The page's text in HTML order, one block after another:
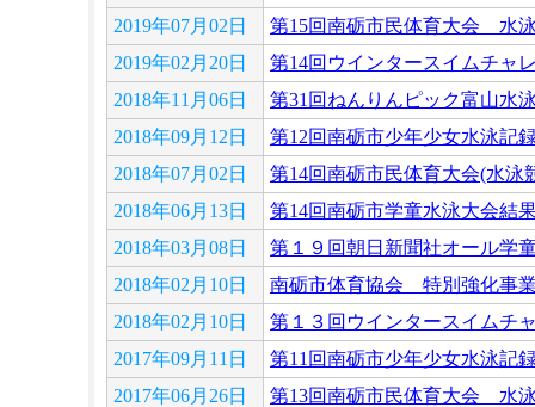
2019年07月02日
第15回南砺市民体育大会 水
2019年02月20日
第14回ウインタースイムチャ
2018年11月06日
第31回ねんりんピック富山水
2018年09月12日
第12回南砺市少年少女水泳記
2018年07月02日
第14回南砺市民体育大会(水泳
2018年06月13日
第14回南砺市学童水泳大会結
2018年03月08日
第１９回朝日新聞社オール学
2018年02月10日
南砺市体育協会 特別強化事
2018年02月10日
第１３回ウインタースイムチ
2017年09月11日
第11回南砺市少年少女水泳記
2017年06月26日
第13回南砺市民体育大会 水